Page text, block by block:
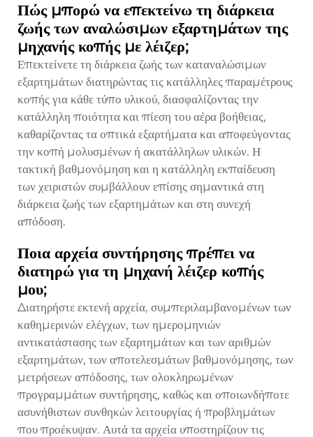
Πώς μπορώ να επεκτείνω τη διάρκεια
ζωής των αναλώσιμων εξαρτημάτων της
μηχανής κοπής με λέιζερ;
Επεκτείνετε τη διάρκεια ζωής των καταναλώσιμων
εξαρτημάτων διατηρώντας τις κατάλληλες παραμέτρους
κοπής για κάθε τύπο υλικού, διασφαλίζοντας την
κατάλληλη ποιότητα και πίεση του αέρα βοήθειας,
καθαρίζοντας τα οπτικά εξαρτήματα και αποφεύγοντας
την κοπή μολυσμένων ή ακατάλληλων υλικών. Η
τακτική βαθμονόμηση και η κατάλληλη εκπαίδευση
των χειριστών συμβάλλουν επίσης σημαντικά στη
διάρκεια ζωής των εξαρτημάτων και στη συνεχή
απόδοση.
Ποια αρχεία συντήρησης πρέπει να
διατηρώ για τη μηχανή λέιζερ κοπής
μου;
Διατηρήστε εκτενή αρχεία, συμπεριλαμβανομένων των
καθημερινών ελέγχων, των ημερομηνιών
αντικατάστασης των εξαρτημάτων και των αριθμών
εξαρτημάτων, των αποτελεσμάτων βαθμονόμησης, των
μετρήσεων απόδοσης, των ολοκληρωμένων
προγραμμάτων συντήρησης, καθώς και οποιωνδήποτε
ασυνήθιστων συνθηκών λειτουργίας ή προβλημάτων
που προέκυψαν. Αυτά τα αρχεία υποστηρίζουν τις